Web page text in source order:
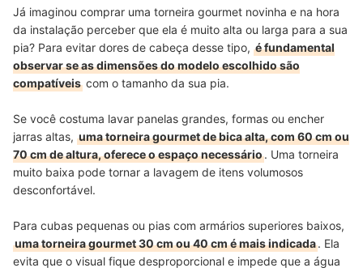
Já imaginou comprar uma torneira gourmet novinha e na hora
da instalação perceber que ela é muito alta ou larga para a sua
pia? Para evitar dores de cabeça desse tipo, é fundamental
observar se as dimensões do modelo escolhido são
compatíveis com o tamanho da sua pia.
Se você costuma lavar panelas grandes, formas ou encher
jarras altas, uma torneira gourmet de bica alta, com 60 cm ou
70 cm de altura, oferece o espaço necessário. Uma torneira
muito baixa pode tornar a lavagem de itens volumosos
desconfortável.
Para cubas pequenas ou pias com armários superiores baixos,
uma torneira gourmet 30 cm ou 40 cm é mais indicada. Ela
evita que o visual fique desproporcional e impede que a água